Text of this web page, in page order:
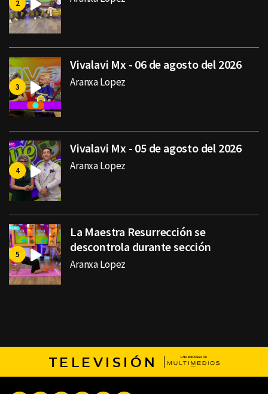
Vivalavi Mx - 06 de agosto del 2026
Aranxa Lopez
Vivalavi Mx - 05 de agosto del 2026
Aranxa Lopez
La Maestra Resurrección se
descontrola durante sección
Aranxa Lopez
TELEVISIÓN